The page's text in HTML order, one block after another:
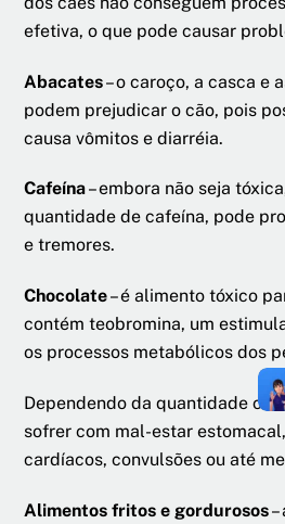
efetiva, o que pode causar
Abacates– o caroço, a casca e
podem prejudicar o cão, pois
causa vômitos e diarréia.
Cafeína– embora não seja
quantidade de cafeína, pode
e tremores.
Chocolate– é alimento tóxico
contém teobromina, um
os processos metabólicos dos
Dependendo da quantidade
sofrer com mal-estar
cardíacos, convulsões ou até
Alimentos fritos e gordurosos